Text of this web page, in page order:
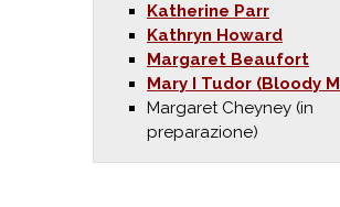
Katherine Parr
Kathryn Howard
Margaret Beaufort
Mary I Tudor (Bloody
Margaret Cheyney (in
preparazione)